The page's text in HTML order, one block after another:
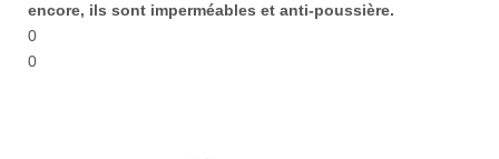
encore, ils sont imperméables et anti-poussière.
0
0